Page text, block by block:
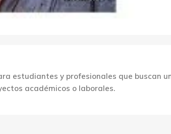
estudiantes y profesionales que
académicos o laborales.